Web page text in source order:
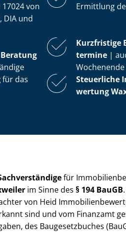
von
DIA und
Ermittlung
Kurzfristige
ter­mi­ne |
Wochenende
für das
Steuerliche
wer­tung
für
im Sinne des§ 194 BauGB
von Heid
sind und vom Finanzamt
des Baugesetzbuches